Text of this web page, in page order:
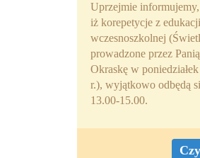
Uprzejmie informujemy,
iż korepetycje z edukacji
wczesnoszkolnej
prowadzone przez
Okraskę w
r.), wyjątkowo odbędą
13.00-15.00.